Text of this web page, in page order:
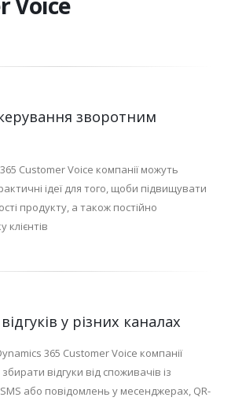
зворотним
Customer Voice компанії можуть
ідеї для того, щоби підвищувати
продукту, а також постійно
клієнтів
у різних каналах
365 Customer Voice компанії
відгуки від споживачів із
або повідомлень у месенджерах, QR-